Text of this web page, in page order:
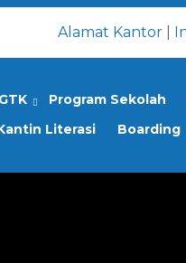
Alamat Kantor
Program Sekolah
Literasi Boarding